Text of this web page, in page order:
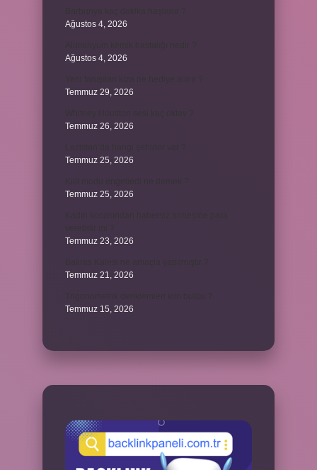
Ağustos 4, 2026
Ağustos 4, 2026
Temmuz 29, 2026
Temmuz 26, 2026
Temmuz 25, 2026
Temmuz 25, 2026
Temmuz 23, 2026
Temmuz 21, 2026
Temmuz 15, 2026